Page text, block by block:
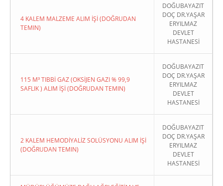
4 KALEM MALZEME ALIM İŞİ (DOĞRUDAN
TEMIN)
DOĞUBAYAZIT
DOÇ DR.YAŞAR
ERYILMAZ
DEVLET
HASTANESİ
115 M³ TIBBİ GAZ (OKSİJEN GAZI % 99,9
SAFLIK ) ALIM İŞİ (DOĞRUDAN TEMIN)
DOĞUBAYAZIT
DOÇ DR.YAŞAR
ERYILMAZ
DEVLET
HASTANESİ
2 KALEM HEMODİYALİZ SOLÜSYONU ALIM İŞİ
(DOĞRUDAN TEMIN)
DOĞUBAYAZIT
DOÇ DR.YAŞAR
ERYILMAZ
DEVLET
HASTANESİ